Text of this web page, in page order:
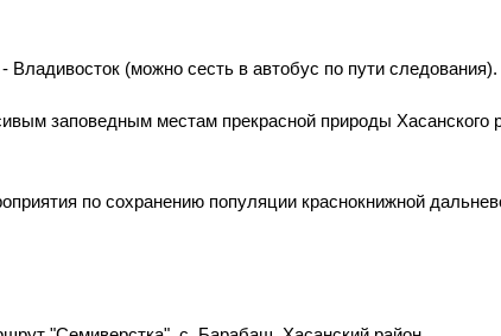
(можно сесть в автобус по пути следования).
заповедным местам прекрасной природы Хасанского
по сохранению популяции краснокнижной